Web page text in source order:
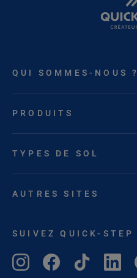
QUI SOMMES-NOUS ?
PRODUITS
TYPES DE SOL
AUTRES SITES
SUIVEZ QUICK-STEP